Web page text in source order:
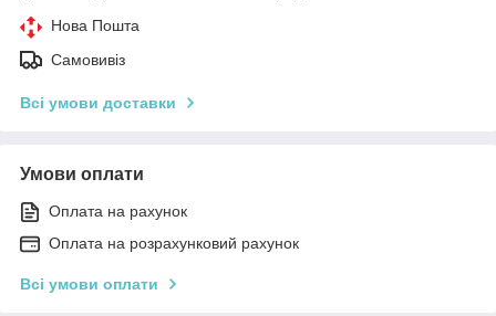
Нова Пошта
Самовивіз
Всі умови доставки
Умови оплати
Оплата на рахунок
Оплата на розрахунковий рахунок
Всі умови оплати